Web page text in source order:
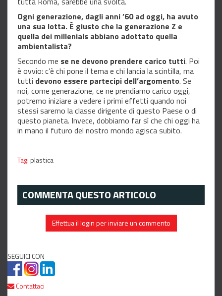
Ogni generazione, dagli anni ’60 ad oggi, ha avuto
una sua lotta. È giusto che la generazione Z e
quella dei millenials abbiano adottato quella
ambientalista?
Secondo me se ne devono prendere carico tutti. Poi
è ovvio: c’è chi pone il tema e chi lancia la scintilla, ma
tutti devono essere partecipi dell’argomento. Se
noi, come generazione, ce ne prendiamo carico oggi,
potremo iniziare a vedere i primi effetti quando noi
stessi saremo la classe dirigente di questo Paese o di
questo pianeta. Invece, dobbiamo far sì che chi oggi ha
in mano il futuro del nostro mondo agisca subito.
Tag:plastica
COMMENTA QUESTO ARTICOLO
Effettua il login per inviare un commento
SEGUICI CON
Contattaci